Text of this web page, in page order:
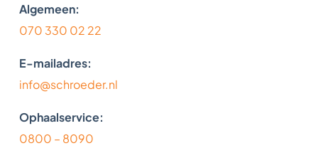
Algemeen:
070 330 02 22
E-mailadres:
info@schroeder.nl
Ophaalservice:
0800 – 8090